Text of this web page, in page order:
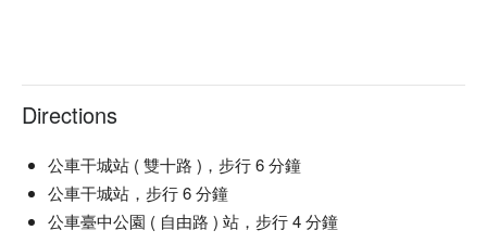
Directions
公車干城站 ( 雙十路 )，步行 6 分鐘
公車干城站，步行 6 分鐘
公車臺中公園 ( 自由路 ) 站，步行 4 分鐘